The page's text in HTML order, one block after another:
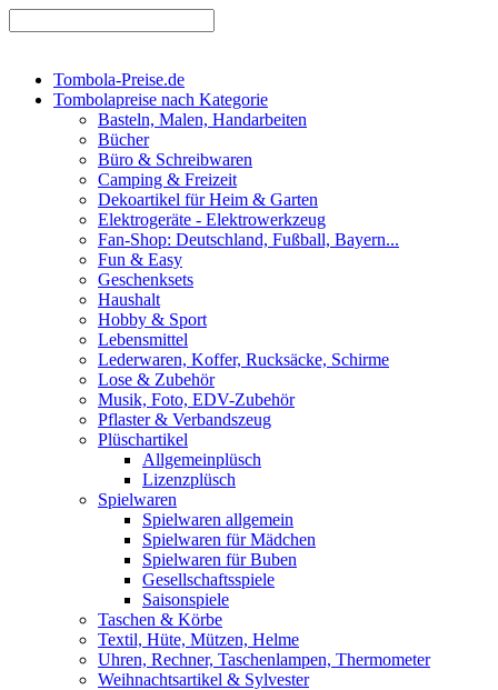
Tombola-Preise.de
Tombolapreise nach Kategorie
Basteln, Malen, Handarbeiten
Bücher
Büro & Schreibwaren
Camping & Freizeit
Dekoartikel für Heim & Garten
Elektrogeräte - Elektrowerkzeug
Fan-Shop: Deutschland, Fußball, Bayern...
Fun & Easy
Geschenksets
Haushalt
Hobby & Sport
Lebensmittel
Lederwaren, Koffer, Rucksäcke, Schirme
Lose & Zubehör
Musik, Foto, EDV-Zubehör
Pflaster & Verbandszeug
Plüschartikel
Allgemeinplüsch
Lizenzplüsch
Spielwaren
Spielwaren allgemein
Spielwaren für Mädchen
Spielwaren für Buben
Gesellschaftsspiele
Saisonspiele
Taschen & Körbe
Textil, Hüte, Mützen, Helme
Uhren, Rechner, Taschenlampen, Thermometer
Weihnachtsartikel & Sylvester